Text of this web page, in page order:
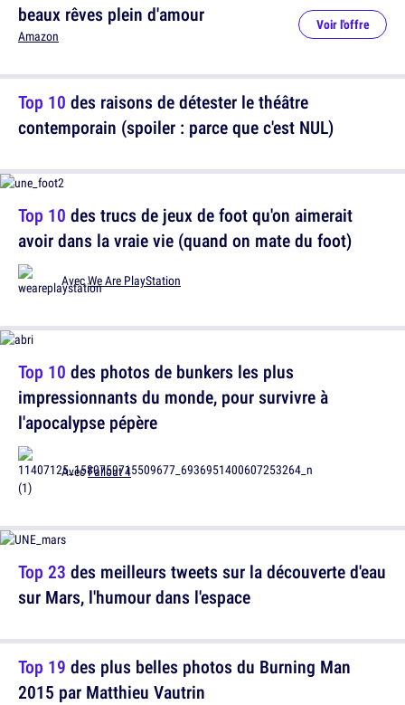
Top 10 des raisons de détester le théâtre
contemporain (spoiler : parce que c'est NUL)
Top 10 des photos de bunkers les plus
impressionnants du monde, pour survivre à
l'apocalypse pépère
AvecFallout 4
Top 19 des plus belles photos du Burning Man
2015 par Matthieu Vautrin
beaux rêves plein d'amour
Amazon
Voir l'offre
Top 10 des trucs de jeux de foot qu'on aimerait
avoir dans la vraie vie (quand on mate du foot)
AvecWe Are PlayStation
Top 23 des meilleurs tweets sur la découverte d'eau
sur Mars, l'humour dans l'espace